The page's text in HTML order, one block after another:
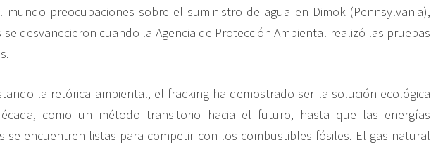
preocupaciones sobre el suministro de agua en Dimok (Pennsylvania),
se desvanecieron cuando la Agencia de Protección Ambiental realizó las pruebas
la retórica ambiental, el fracking ha demostrado ser la solución ecológica
como un método transitorio hacia el futuro, hasta que las energías
se encuentren listas para competir con los combustibles fósiles. El gas natural